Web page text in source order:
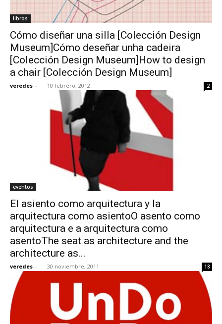
libros
Cómo diseñar una silla [Colección Design
Museum]Cómo deseñar unha cadeira
[Colección Design Museum]How to design
a chair [Colección Design Museum]
veredes - 10 febrero, 2012 2
eventos
El asiento como arquitectura y la
arquitectura como asientoO asento como
arquitectura e a arquitectura como
asentoThe seat as architecture and the
architecture as...
veredes - 30 noviembre, 2011 18